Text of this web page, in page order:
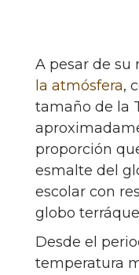
A pesar de su
la atmósfera,
tamaño de la
proporción
esmalte del
escolar con
globo
Desde el
temperatura